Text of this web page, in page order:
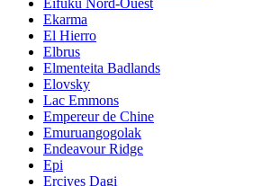
Ekarma
El Hierro
Elbrus
Elmenteita Badlands
Elovsky
Lac Emmons
Empereur de Chine
Emuruangogolak
Endeavour Ridge
Epi
Erciyes Dagi